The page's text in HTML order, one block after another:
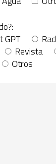
GPT
Revista
Otros